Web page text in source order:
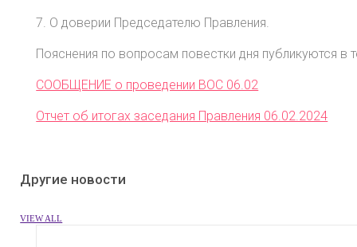
7. О доверии Председателю Правления.
Пояснения по вопросам повестки дня публикуются
СООБЩЕНИЕ о проведении ВОС 06.02
Отчет об итогах заседания Правления 06.02.2024
Другие новости
VIEW ALL